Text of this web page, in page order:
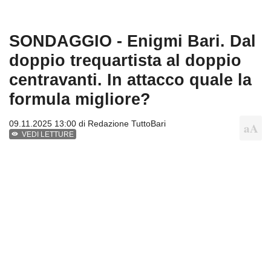
SONDAGGIO - Enigmi Bari. Dal
doppio trequartista al doppio
centravanti. In attacco quale la
formula migliore?
09.11.2025 13:00 di Redazione TuttoBari
VEDI LETTURE